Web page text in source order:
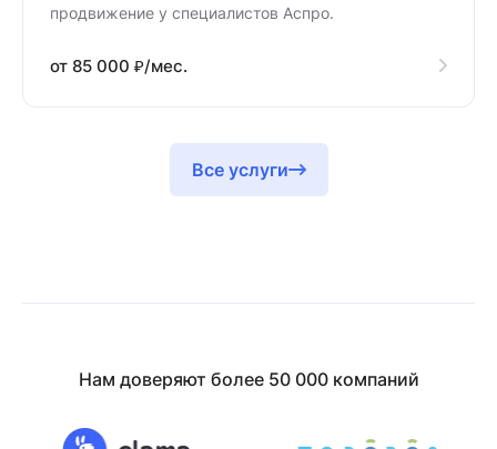
продвижение у специалистов Аспро.
от 85 000 ₽/мес.
Все услуги
Нам доверяют более 50 000 компаний